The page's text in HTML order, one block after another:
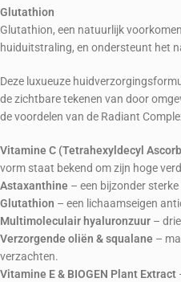
Glutathion
Glutathion, een natuurlijk
huiduitstraling, en ondersteunt het
Deze luxueuze
de zichtbare tekenen van door
de voordelen van de Radiant
Vitamine C (Tetrahexyldecyl
vorm staat bekend om zijn hoge
Astaxanthine – een bijzonder
Glutathion – een lichaamseigen
Multimoleculair hyaluronzuur –
Verzorgende oliën & squalane –
verzachten.
Vitamine E & BIOGEN Plant Extract